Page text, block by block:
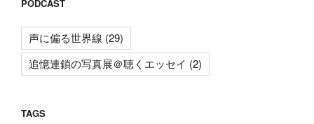
PODCAST
声に偏る世界線 (29)
追憶連鎖の写真展＠聴くエッセイ (2)
TAGS